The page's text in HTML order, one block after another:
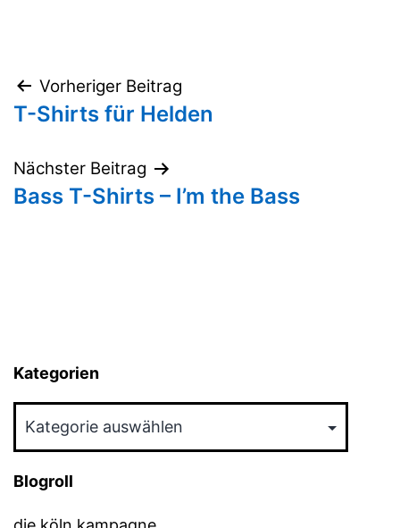
Beitragsnavigation
Vorheriger Beitrag
T-Shirts für Helden
Nächster Beitrag
Bass T-Shirts – I’m the Bass
Kategorien
Blogroll